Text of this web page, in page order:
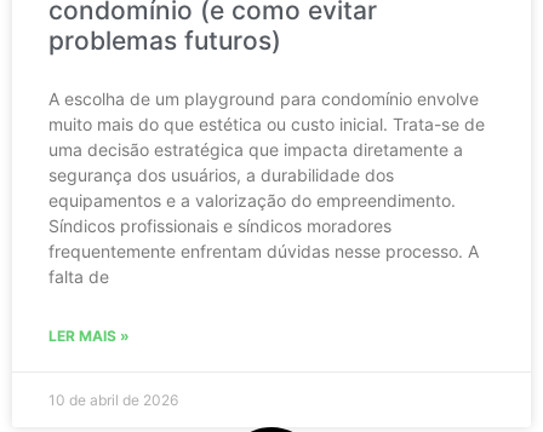
condomínio (e como evitar
problemas futuros)
A escolha de um playground para condomínio envolve
muito mais do que estética ou custo inicial. Trata-se de
uma decisão estratégica que impacta diretamente a
segurança dos usuários, a durabilidade dos
equipamentos e a valorização do empreendimento.
Síndicos profissionais e síndicos moradores
frequentemente enfrentam dúvidas nesse processo. A
falta de
LER MAIS »
10 de abril de 2026